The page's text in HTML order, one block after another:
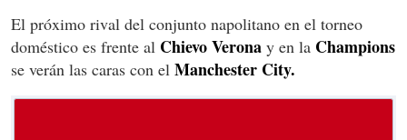
El próximo rival del conjunto napolitano en el torneo
doméstico es frente al Chievo Verona y en la Champions
se verán las caras con el Manchester City.